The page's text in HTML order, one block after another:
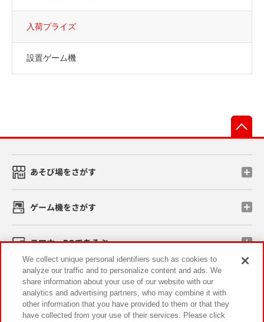
入荷プライズ
設置ゲーム機
あそび場をさがす
ゲーム機をさがす
スマホ・PCであそぶ
イベント・キャンペーン
We collect unique personal identifiers such as cookies to
analyze our traffic and to personalize content and ads. We
share information about your use of our website with our
analytics and advertising partners, who may combine it with
other information that you have provided to them or that they
have collected from your use of their services. Please click